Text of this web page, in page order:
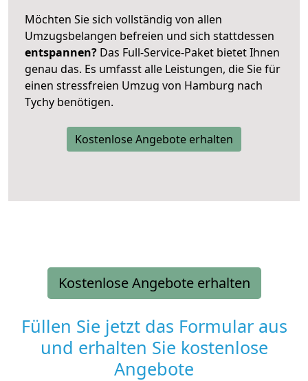
Möchten Sie sich vollständig von allen
Umzugsbelangen befreien und sich stattdessen
entspannen? Das Full-Service-Paket bietet Ihnen
genau das. Es umfasst alle Leistungen, die Sie für
einen stressfreien Umzug von Hamburg nach
Tychy benötigen.
Kostenlose Angebote erhalten
Kostenlose Angebote erhalten
Füllen Sie jetzt das Formular aus
und erhalten Sie kostenlose
Angebote